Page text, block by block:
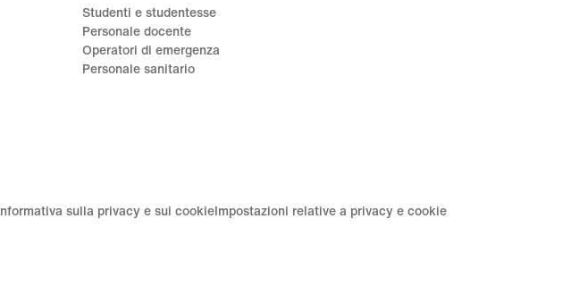
Studenti e studentesse
Personale docente
Operatori di emergenza
Personale sanitario
Informativa sulla privacy e sui cookie Impostazioni relative a privacy e cookie